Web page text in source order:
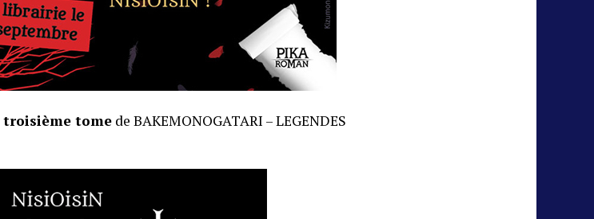
troisième tome de BAKEMONOGATARI – LEGENDES